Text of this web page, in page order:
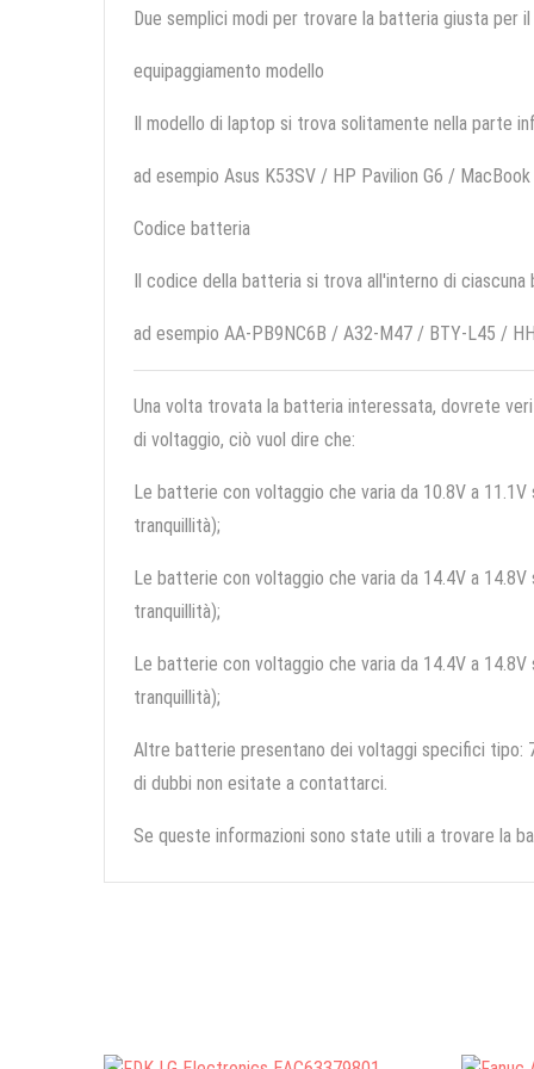
Due semplici modi per trovare la batteria giusta per
equipaggiamento modello
Il modello di laptop si trova solitamente nella parte
ad esempio Asus K53SV / HP Pavilion G6 /
Codice batteria
Il codice della batteria si trova all'interno di
ad esempio AA-PB9NC6B / A32-M47 / BTY-L45 /
Una volta trovata la batteria interessata, dovrete
di voltaggio, ciò vuol dire che:
Le batterie con voltaggio che varia da 10.8V a
tranquillità);
Le batterie con voltaggio che varia da 14.4V a
tranquillità);
Le batterie con voltaggio che varia da 14.4V a
tranquillità);
Altre batterie presentano dei voltaggi specifici tipo:
di dubbi non esitate a contattarci.
Se queste informazioni sono state utili a trovare la